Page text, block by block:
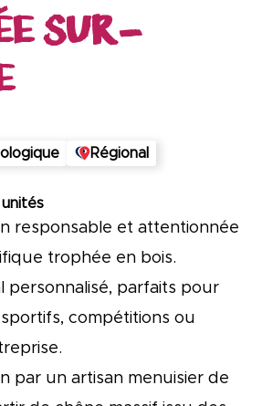
SUR-
Régional
unités
responsable et attentionnée
trophée en bois.
personnalisé, parfaits pour
compétitions ou
par un artisan menuisier de